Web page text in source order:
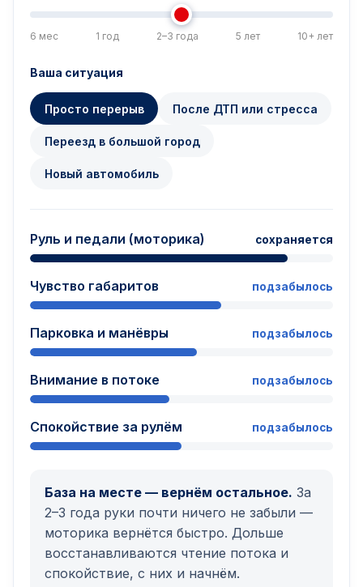
6 мес 1 год 2–3 года 5 лет 10+ лет
Ваша ситуация
Просто перерыв После ДТП или стресса
Переезд в большой город
Новый автомобиль
Руль и педали (моторика) сохраняется
Чувство габаритов подзабылось
Парковка и манёвры подзабылось
Внимание в потоке подзабылось
Спокойствие за рулём подзабылось
База на месте — вернём остальное. За
2–3 года руки почти ничего не забыли —
моторика вернётся быстро. Дольше
восстанавливаются чтение потока и
спокойствие, с них и начнём.